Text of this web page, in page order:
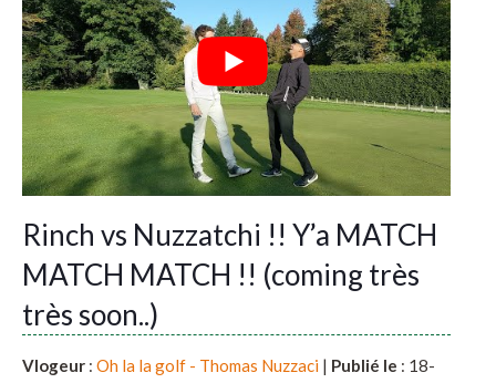
Rinch vs Nuzzatchi !! Y’a MATCH
MATCH MATCH !! (coming très
très soon..)
Vlogeur : Oh la la golf - Thomas Nuzzaci | Publié le : 18-